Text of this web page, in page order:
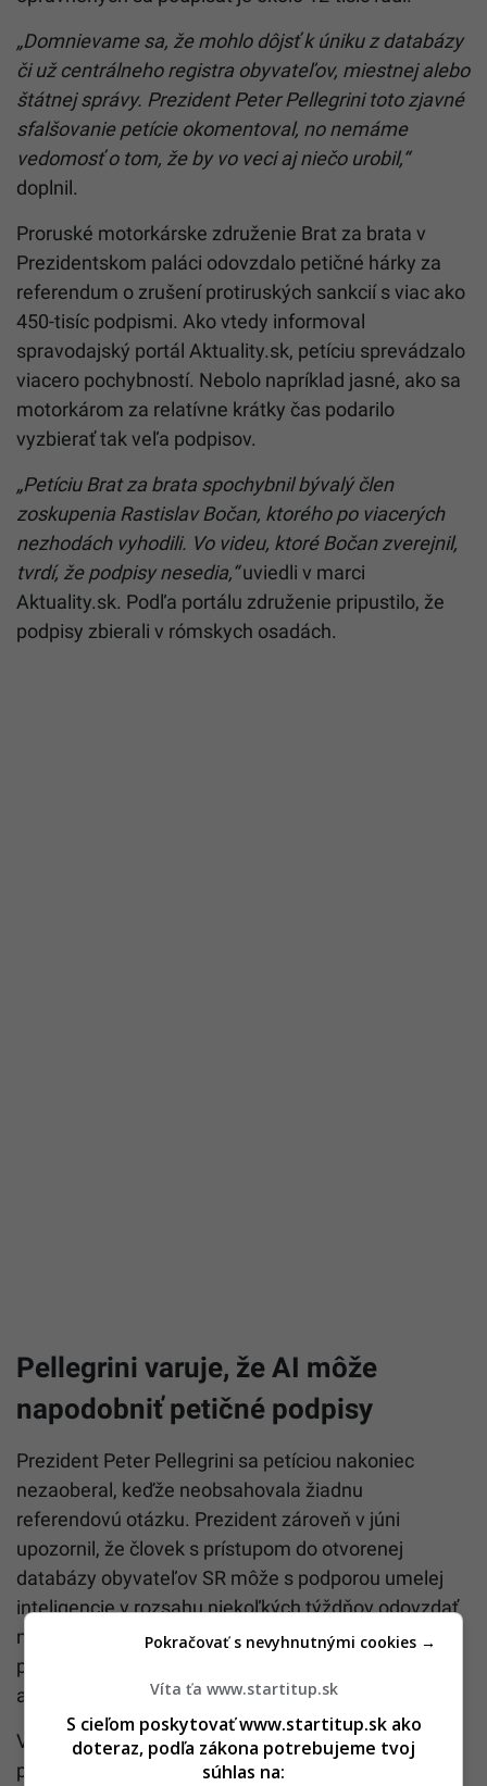
„Domnievame sa, že mohlo dôjsť k úniku z databázy
či už centrálneho registra obyvateľov, miestnej alebo
štátnej správy. Prezident Peter Pellegrini toto zjavné
sfalšovanie petície okomentoval, no nemáme
vedomosť o tom, že by vo veci aj niečo urobil,“
doplnil.
Proruské motorkárske združenie Brat za brata v
Prezidentskom paláci odovzdalo petičné hárky za
referendum o zrušení protiruských sankcií s viac ako
450-tisíc podpismi. Ako vtedy informoval
spravodajský portál Aktuality.sk, petíciu sprevádzalo
viacero pochybností. Nebolo napríklad jasné, ako sa
motorkárom za relatívne krátky čas podarilo
vyzbierať tak veľa podpisov.
„Petíciu Brat za brata spochybnil bývalý člen
zoskupenia Rastislav Bočan, ktorého po viacerých
nezhodách vyhodili. Vo videu, ktoré Bočan zverejnil,
tvrdí, že podpisy nesedia,“uviedli v marci
Aktuality.sk. Podľa portálu združenie pripustilo, že
podpisy zbierali v rómskych osadách.
Pellegrini varuje, že AI môže
napodobniť petičné podpisy
Prezident Peter Pellegrini sa petíciou nakoniec
nezaoberal, keďže neobsahovala žiadnu
referendovú otázku. Prezident zároveň v júni
upozornil, že človek s prístupom do otvorenej
databázy obyvateľov SR môže s podporou umelej
inteligencie v rozsahu niekoľkých týždňov odovzdať
na prvý pohľad dôveryhodné hárky s dostatočným
počtom podpisov na vyhlásenie referenda o
akejkoľvek otázke.
V tejto súvislosti poukázal na to, že kancelária
prezidenta nemá oficiálne oprávnenie skúmať
Víta ťa www.startitup.sk
S cieľom poskytovať www.startitup.sk ako
doteraz, podľa zákona potrebujeme tvoj
súhlas na:
Pokračovať s nevyhnutnými cookies →